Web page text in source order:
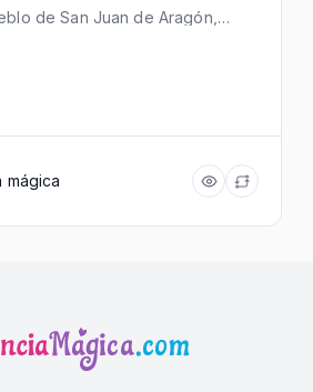
de San Juan de Aragón,
mágica